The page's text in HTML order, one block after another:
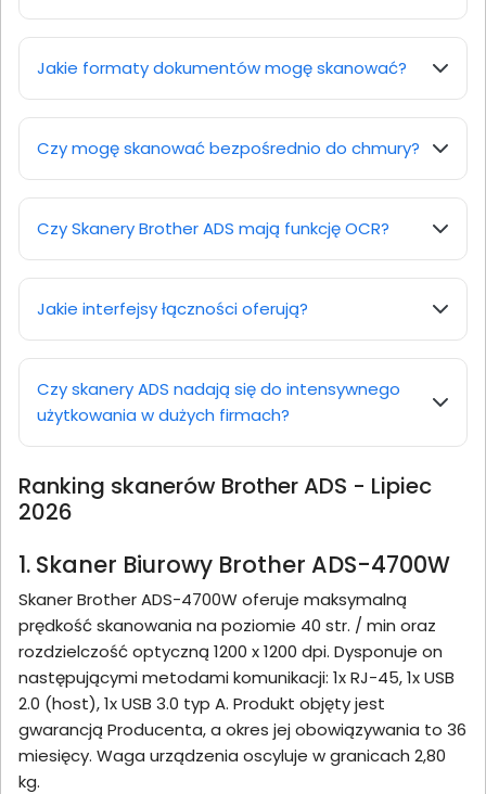
Jakie formaty dokumentów mogę skanować?
Czy mogę skanować bezpośrednio do chmury?
Czy Skanery Brother ADS mają funkcję OCR?
Jakie interfejsy łączności oferują?
Czy skanery ADS nadają się do intensywnego
użytkowania w dużych firmach?
Ranking skanerów Brother ADS - Lipiec
2026
1. Skaner Biurowy Brother ADS-4700W
Skaner Brother ADS-4700W oferuje maksymalną
prędkość skanowania na poziomie 40 str. / min oraz
rozdzielczość optyczną 1200 x 1200 dpi. Dysponuje on
następującymi metodami komunikacji: 1x RJ-45, 1x USB
2.0 (host), 1x USB 3.0 typ A. Produkt objęty jest
gwarancją Producenta, a okres jej obowiązywania to 36
miesięcy. Waga urządzenia oscyluje w granicach 2,80
kg.